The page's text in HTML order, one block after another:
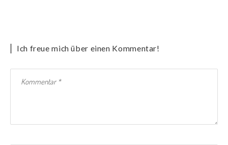
Ich freue mich über einen Kommentar!